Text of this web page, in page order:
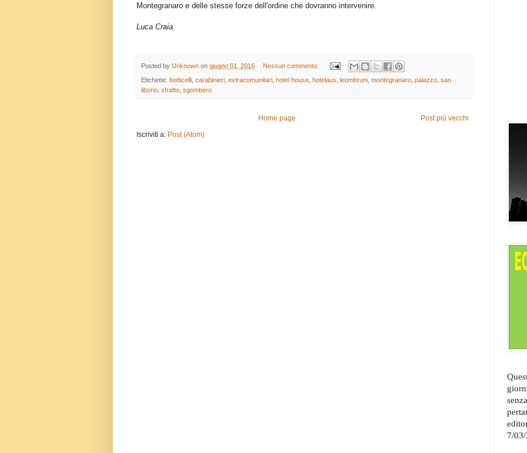
Montegranaro e delle stesse forze dell'ordine che dovranno intervenire.
Luca Craia
Posted by Unknown on giugno 01, 2016 Nessun commento:
Etichette: botticelli carabinieri extracomunitari hotel house hotelaus leombruni montegranaro palazzo san
liborio sfratto sgombero
Post più vecchi
Home page
Iscriviti a: Post (Atom)
7/